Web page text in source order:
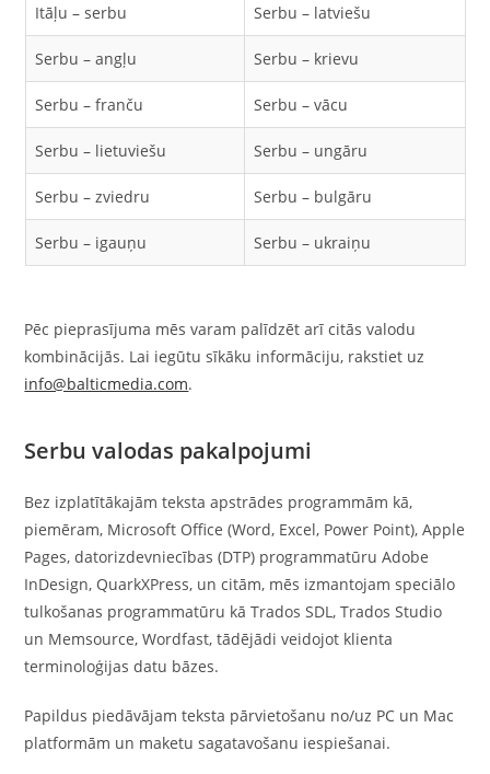
Itāļu – serbu Serbu – latviešu
Serbu – angļu Serbu – krievu
Serbu – franču Serbu – vācu
Serbu – lietuviešu Serbu – ungāru
Serbu – zviedru Serbu – bulgāru
Serbu – igauņu Serbu – ukraiņu
Pēc pieprasījuma mēs varam palīdzēt arī citās valodu
kombinācijās. Lai iegūtu sīkāku informāciju, rakstiet uz
info@balticmedia.com.
Serbu valodas pakalpojumi
Bez izplatītākajām teksta apstrādes programmām kā,
piemēram, Microsoft Office (Word, Excel, Power Point), Apple
Pages, datorizdevniecības (DTP) programmatūru Adobe
InDesign, QuarkXPress, un citām, mēs izmantojam speciālo
tulkošanas programmatūru kā Trados SDL, Trados Studio
un Memsource, Wordfast, tādējādi veidojot klienta
terminoloģijas datu bāzes.
Papildus piedāvājam teksta pārvietošanu no/uz PC un Mac
platformām un maketu sagatavošanu iespiešanai.